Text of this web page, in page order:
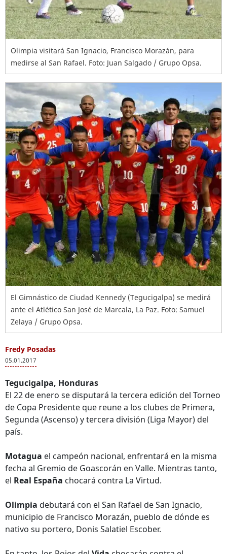
Olimpia visitará San Ignacio, Francisco Morazán, para
medirse al San Rafael. Foto: Juan Salgado / Grupo Opsa.
El Gimnástico de Ciudad Kennedy (Tegucigalpa) se medirá
ante el Atlético San José de Marcala, La Paz. Foto: Samuel
Zelaya / Grupo Opsa.
Fredy Posadas
05.01.2017
Tegucigalpa, Honduras
El 22 de enero se disputará la tercera edición del Torneo
de Copa Presidente que reune a los clubes de Primera,
Segunda (Ascenso) y tercera división (Liga Mayor) del
país.
Motagua el campeón nacional, enfrentará en la misma
fecha al Gremio de Goascorán en Valle. Mientras tanto,
el Real España chocará contra La Virtud.
Olimpia debutará con el San Rafael de San Ignacio,
municipio de Francisco Morazán, pueblo de dónde es
nativo su portero, Donis Salatiel Escober.